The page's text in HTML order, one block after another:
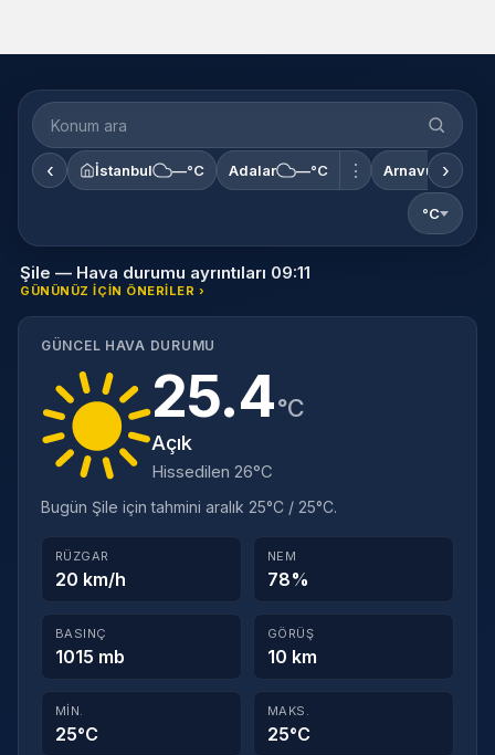
Konum
ara
‹ İstanbul —°C Adalar —°C ⋮ Arnavutköy
›
°C
Şile — Hava durumu ayrıntıları 09:11
GÜNÜNÜZ IÇIN ÖNERILER ›
GÜNCEL HAVA DURUMU
25.4°C
Açık
Hissedilen 26°C
Bugün Şile için tahmini aralık 25°C / 25°C.
RÜZGAR
20 km/h
NEM
78%
BASINÇ
1015 mb
GÖRÜŞ
10 km
MIN.
25°C
MAKS.
25°C